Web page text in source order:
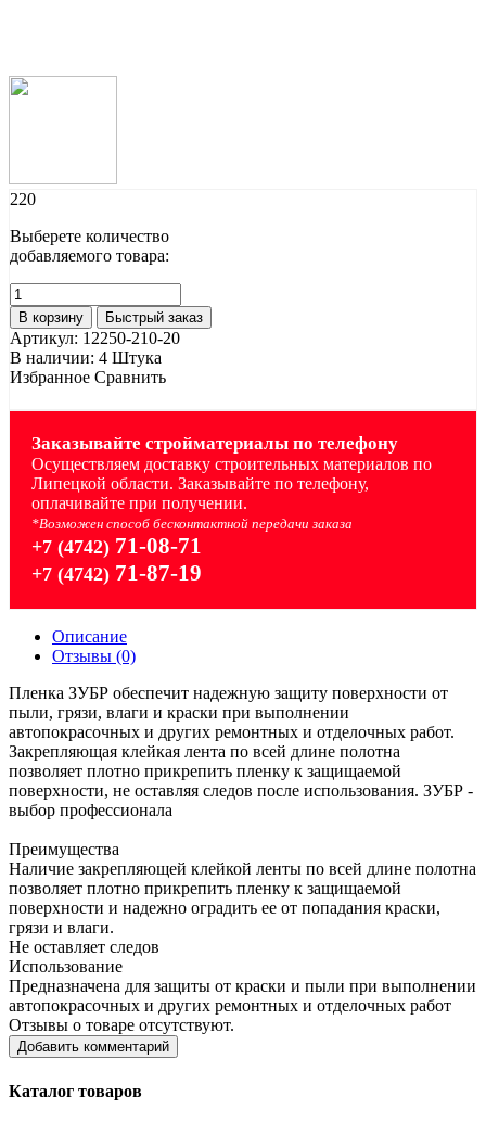
220
Выберете количество
добавляемого товара:
В корзину Быстрый заказ
Артикул: 12250-210-20
В наличии: 4 Штука
Избранное Сравнить
Заказывайте стройматериалы по телефону
Осуществляем доставку строительных материалов по
Липецкой области. Заказывайте по телефону,
оплачивайте при получении.
*Возможен способ бесконтактной передачи заказа
+7 (4742) 71-08-71
+7 (4742) 71-87-19
Описание
Отзывы (0)
Пленка ЗУБР обеспечит надежную защиту поверхности от
пыли, грязи, влаги и краски при выполнении
автопокрасочных и других ремонтных и отделочных работ.
Закрепляющая клейкая лента по всей длине полотна
позволяет плотно прикрепить пленку к защищаемой
поверхности, не оставляя следов после использования. ЗУБР -
выбор профессионала
Преимущества
Наличие закрепляющей клейкой ленты по всей длине полотна
позволяет плотно прикрепить пленку к защищаемой
поверхности и надежно оградить ее от попадания краски,
грязи и влаги.
Не оставляет следов
Использование
Предназначена для защиты от краски и пыли при выполнении
автопокрасочных и других ремонтных и отделочных работ
Отзывы о товаре отсутствуют.
Добавить комментарий
Каталог товаров